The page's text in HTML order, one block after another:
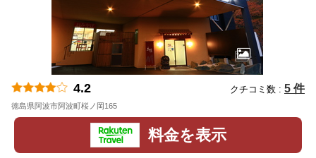
4.2 クチコミ数 : 5 件
徳島県阿波市阿波町桜ノ岡165
料金を表示